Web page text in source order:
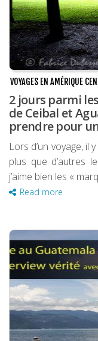
VOYAGES EN AMÉRIQUE
2 jours parmi
de Ceibal et
prendre pour
Lors d’un voyage, il
plus que d’autres
j’aime bien les «
Read more